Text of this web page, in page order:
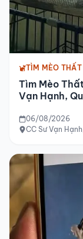
TÌM MÈO
Tìm Mèo
Vạn Hạnh,
06/08/2026
CC Sư Vạn